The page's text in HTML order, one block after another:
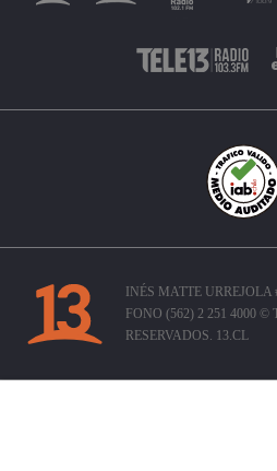
INÉS MATTE
FONO (562) 2 251 4000 ©
RESERVADOS. 13.CL